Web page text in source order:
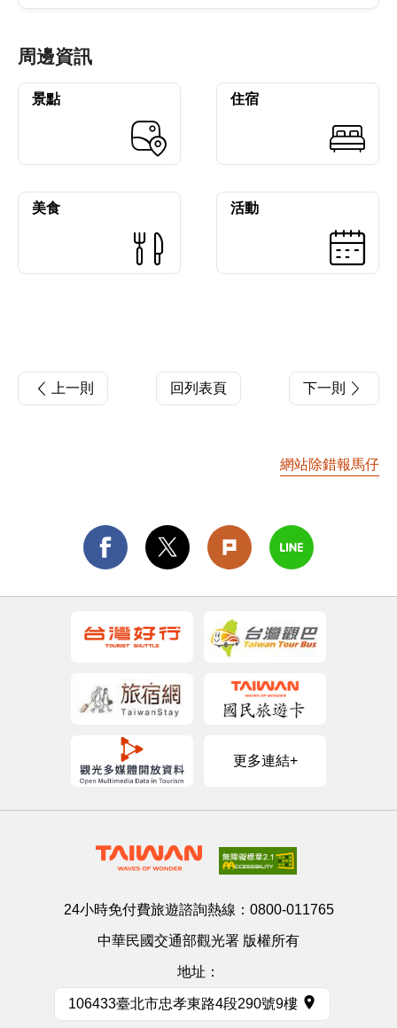
周邊資訊
景點 住宿
美食 活動
上一則 回列表頁 下一則
網站除錯報馬仔
更多連結+
24小時免付費旅遊諮詢熱線： 0800-011765
中華民國交通部觀光署 版權所有
地址：
106433臺北市忠孝東路4段290號9樓